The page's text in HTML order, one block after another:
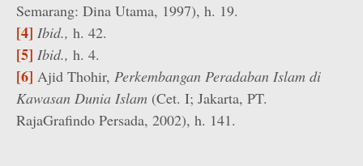
Semarang: Dina Utama, 1997), h. 19.
[4] Ibid., h. 42.
[5] Ibid., h. 4.
[6] Ajid Thohir, Perkembangan Peradaban Islam di
Kawasan Dunia Islam (Cet. I; Jakarta, PT.
RajaGrafindo Persada, 2002), h. 141.